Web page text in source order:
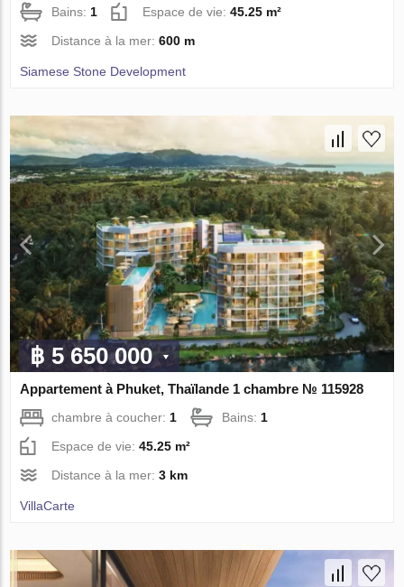
Bains: 1 Espace de vie:45.25 m²
Distance à la mer:600 m
Siamese Stone Development
฿ 5 650 000
Appartement à Phuket, Thaïlande 1 chambre № 115928
chambre à coucher: 1 Bains: 1
Espace de vie:45.25 m²
Distance à la mer:3 km
VillaСarte